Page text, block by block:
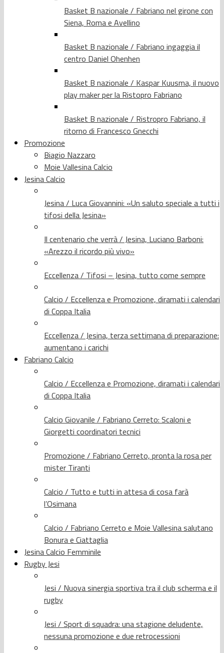
Basket B nazionale / Fabriano nel girone con
Siena, Roma e Avellino
Basket B nazionale / Fabriano ingaggia il
centro Daniel Ohenhen
Basket B nazionale / Kaspar Kuusma, il nuovo
play maker per la Ristopro Fabriano
Basket B nazionale / Ristropro Fabriano, il
ritorno di Francesco Gnecchi
Promozione
Biagio Nazzaro
Moie Vallesina Calcio
Jesina Calcio
Jesina / Luca Giovannini: «Un saluto speciale a tutti i
tifosi della Jesina»
Il centenario che verrà / Jesina, Luciano Barboni:
«Arezzo il ricordo più vivo»
Eccellenza / Tifosi – Jesina, tutto come sempre
Calcio / Eccellenza e Promozione, diramati i calendari
di Coppa Italia
Eccellenza / Jesina, terza settimana di preparazione:
aumentano i carichi
Fabriano Calcio
Calcio / Eccellenza e Promozione, diramati i calendari
di Coppa Italia
Calcio Giovanile / Fabriano Cerreto: Scaloni e
Giorgetti coordinatori tecnici
Promozione / Fabriano Cerreto, pronta la rosa per
mister Tiranti
Calcio / Tutto e tutti in attesa di cosa farà
l’Osimana
Calcio / Fabriano Cerreto e Moie Vallesina salutano
Bonura e Ciattaglia
Jesina Calcio Femminile
Rugby Jesi
Jesi / Nuova sinergia sportiva tra il club scherma e il
rugby
Jesi / Sport di squadra: una stagione deludente,
nessuna promozione e due retrocessioni